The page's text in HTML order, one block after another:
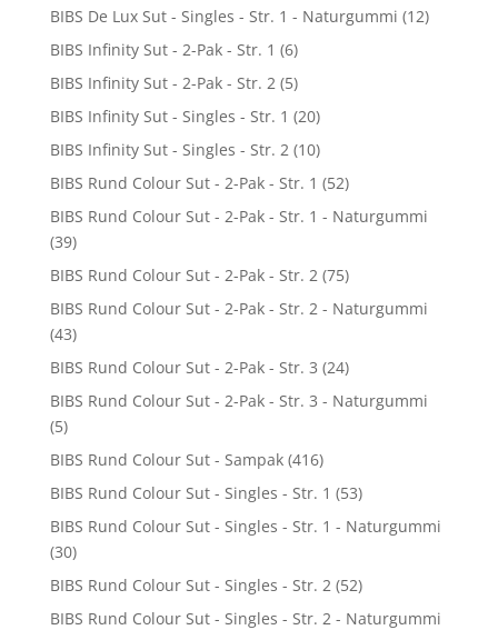
BIBS De Lux Sut - Singles - Str. 1 - Naturgummi (12)
BIBS Infinity Sut - 2-Pak - Str. 1 (6)
BIBS Infinity Sut - 2-Pak - Str. 2 (5)
BIBS Infinity Sut - Singles - Str. 1 (20)
BIBS Infinity Sut - Singles - Str. 2 (10)
BIBS Rund Colour Sut - 2-Pak - Str. 1 (52)
BIBS Rund Colour Sut - 2-Pak - Str. 1 - Naturgummi
(39)
BIBS Rund Colour Sut - 2-Pak - Str. 2 (75)
BIBS Rund Colour Sut - 2-Pak - Str. 2 - Naturgummi
(43)
BIBS Rund Colour Sut - 2-Pak - Str. 3 (24)
BIBS Rund Colour Sut - 2-Pak - Str. 3 - Naturgummi
(5)
BIBS Rund Colour Sut - Sampak (416)
BIBS Rund Colour Sut - Singles - Str. 1 (53)
BIBS Rund Colour Sut - Singles - Str. 1 - Naturgummi
(30)
BIBS Rund Colour Sut - Singles - Str. 2 (52)
BIBS Rund Colour Sut - Singles - Str. 2 - Naturgummi